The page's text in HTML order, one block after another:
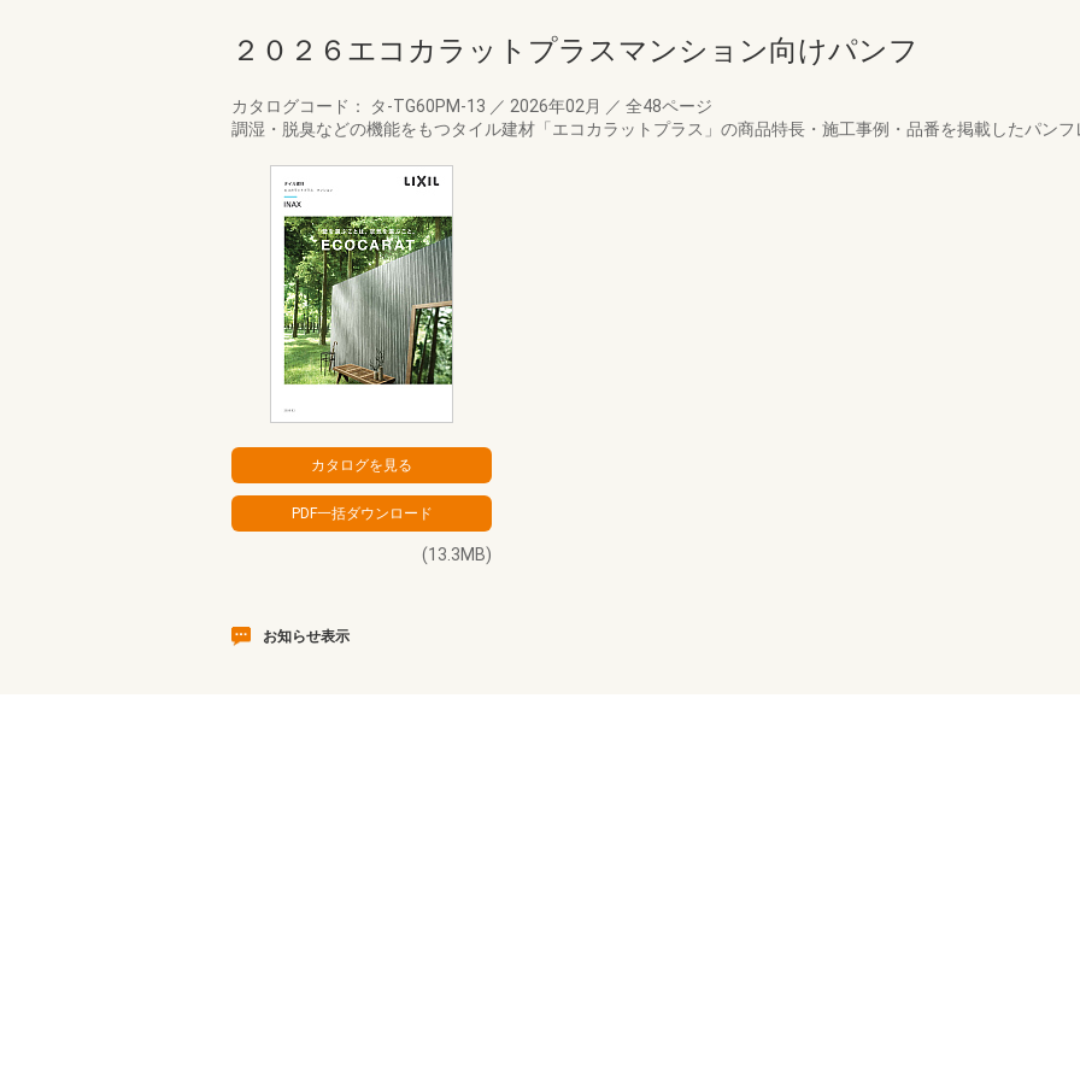
２０２６エコカラットプラスマンション向けパンフ
カタログコード： タ-TG60PM-13 ／ 2026年02月 ／ 全48ページ
調湿・脱臭などの機能をもつタイル建材「エコカラットプラス」の商品特長・施工事例・品番を掲載したパンフ
(13.3MB)
お知らせ表示